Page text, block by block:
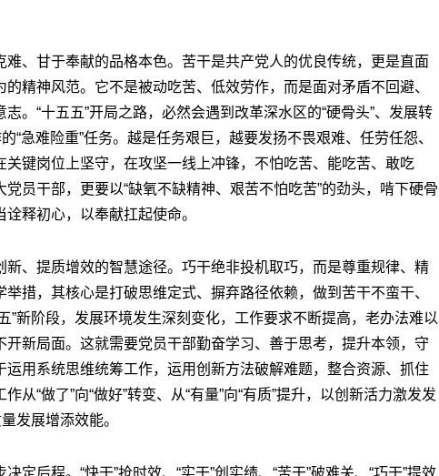
难、甘于奉献的品格本色。苦干是共产党人的优良传统，更是直面
精神风范。它不是被动吃苦、低效劳作，而是面对矛盾不回避、
。“十五五”开局之路，必然会遇到改革深水区的“硬骨头”、发展转
“急难险重”任务。越是任务艰巨，越要发扬不畏艰难、任劳任怨、
关键岗位上坚守，在攻坚一线上冲锋，不怕吃苦、能吃苦、敢吃
员干部，更要以“缺氧不缺精神、艰苦不怕吃苦”的劲头，啃下硬骨
释初心，以奉献扛起使命。
新、提质增效的智慧途径。巧干绝非投机取巧，而是尊重规律、精
措，其核心是打破思维定式、摒弃路径依赖，做到苦干不蛮干、
”新阶段，发展环境发生深刻变化，工作要求不断提高，老办法难以
开新局面。这就需要党员干部勤奋学习、善于思考，提升本领，守
运用系统思维统筹工作，运用创新方法破解难题，整合资源、抓住
从“做了”向“做好”转变、从“有量”向“有质”提升，以创新活力激发发
发展增添效能。
定后程。“快干”抢时效、“实干”创实绩、“苦干”破难关、“巧干”提效